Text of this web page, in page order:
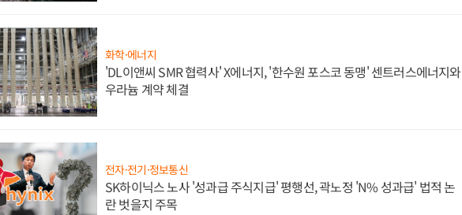
화학·에너지
'DL이앤씨 SMR 협력사' X에너지, '한수원 포스코 동맹' 센트러스에너지와
우라늄 계약 체결
전자·전기·정보통신
SK하이닉스 노사 '성과급 주식지급' 평행선, 곽노정 'N% 성과급' 법적 논
란 벗을지 주목